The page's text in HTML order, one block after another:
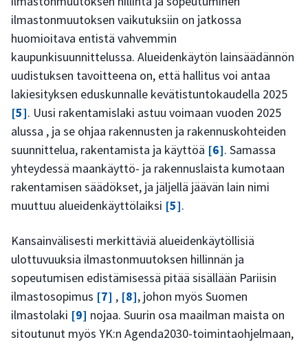
ilmastonmuutoksen vaikutuksiin on jatkossa
huomioitava entistä vahvemmin
kaupunkisuunnittelussa. Alueidenkäytön lainsäädännön
uudistuksen tavoitteena on, että hallitus voi antaa
lakiesityksen eduskunnalle kevätistuntokaudella 2025
[5]. Uusi rakentamislaki astuu voimaan vuoden 2025
alussa , ja se ohjaa rakennusten ja rakennuskohteiden
suunnittelua, rakentamista ja käyttöä [6]. Samassa
yhteydessä maankäyttö- ja rakennuslaista kumotaan
rakentamisen säädökset, ja jäljellä jäävän lain nimi
muuttuu alueidenkäyttölaiksi [5].
Kansainvälisesti merkittäviä alueidenkäytöllisiä
ulottuvuuksia ilmastonmuutoksen hillinnän ja
sopeutumisen edistämisessä pitää sisällään Pariisin
ilmastosopimus [7] , [8], johon myös Suomen
ilmastolaki [9] nojaa. Suurin osa maailman maista on
sitoutunut myös YK:n Agenda2030-toimintaohjelmaan,